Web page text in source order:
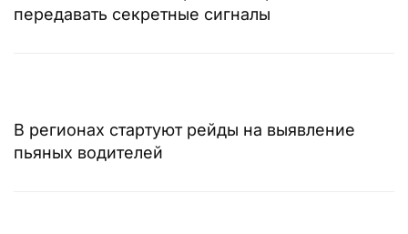
передавать секретные сигналы
В регионах стартуют рейды на выявление
пьяных водителей